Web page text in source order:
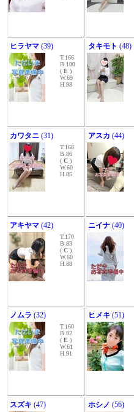
ヒラヤマ (39)
T.166
B.100
( E )
W.69
H.98
タキモト (48)
カワタニ (31)
T.168
B.86
( C )
W.60
H.85
アスカ (44)
アキヤマ (42)
T.170
B.83
( C )
W.60
H.88
ニイナ (40)
ノムラ (32)
T.160
B.92
( E )
W.61
H.91
ヒメキ (51)
スズキ (47) ホシノ (56)